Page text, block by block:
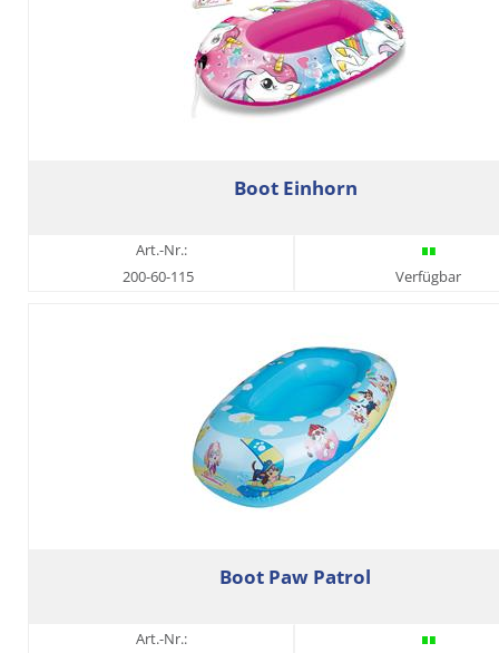
Boot Einhorn
Art.-Nr.:
200-60-115
Verfügbar
Boot Paw Patrol
Art.-Nr.: